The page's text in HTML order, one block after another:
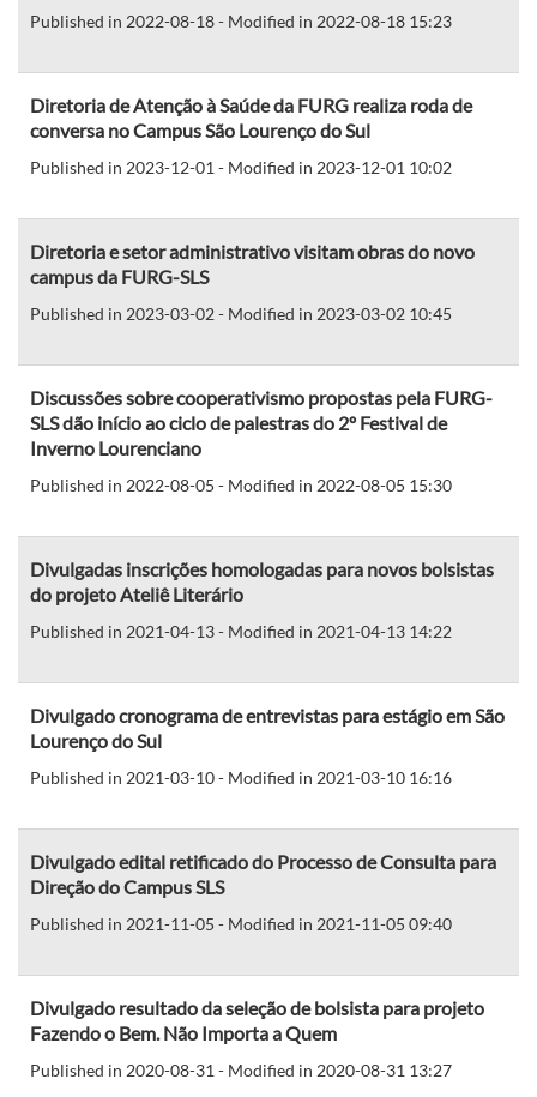
Published in 2022-08-18 - Modified in 2022-08-18 15:23
Diretoria de Atenção à Saúde da FURG realiza roda de
conversa no Campus São Lourenço do Sul
Published in 2023-12-01 - Modified in 2023-12-01 10:02
Diretoria e setor administrativo visitam obras do novo
campus da FURG-SLS
Published in 2023-03-02 - Modified in 2023-03-02 10:45
Discussões sobre cooperativismo propostas pela FURG-
SLS dão início ao ciclo de palestras do 2º Festival de
Inverno Lourenciano
Published in 2022-08-05 - Modified in 2022-08-05 15:30
Divulgadas inscrições homologadas para novos bolsistas
do projeto Ateliê Literário
Published in 2021-04-13 - Modified in 2021-04-13 14:22
Divulgado cronograma de entrevistas para estágio em São
Lourenço do Sul
Published in 2021-03-10 - Modified in 2021-03-10 16:16
Divulgado edital retificado do Processo de Consulta para
Direção do Campus SLS
Published in 2021-11-05 - Modified in 2021-11-05 09:40
Divulgado resultado da seleção de bolsista para projeto
Fazendo o Bem. Não Importa a Quem
Published in 2020-08-31 - Modified in 2020-08-31 13:27